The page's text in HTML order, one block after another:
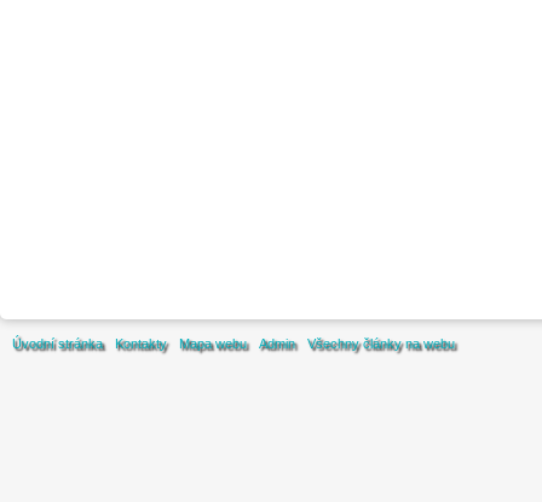
Úvodní stránka Kontakty Mapa webu Admin Všechny články na webu